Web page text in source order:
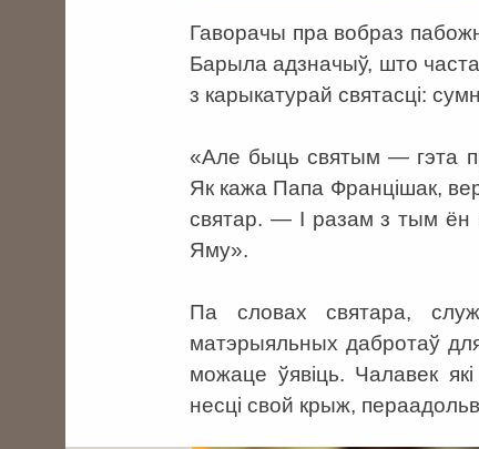
Гаворачы пра вобраз
Барыла адзначыў, што
з карыкатурай святасці:
«Але быць святым — гэта
Як кажа Папа Францішак,
святар. — І разам з тым ён
Яму».
Па словах святара,
матэрыяльных дабротаў
можаце ўявіць. Чалавек
несці свой крыж,